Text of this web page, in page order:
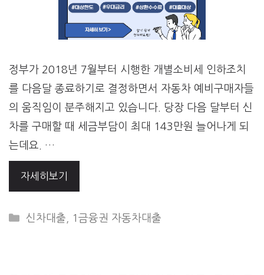
정부가 2018년 7월부터 시행한 개별소비세 인하조치
를 다음달 종료하기로 결정하면서 자동차 예비구매자들
의 움직임이 분주해지고 있습니다. 당장 다음 달부터 신
차를 구매할 때 세금부담이 최대 143만원 늘어나게 되
는데요. …
자세히보기
CATEGORIES
신차대출 1금융권 자동차대출